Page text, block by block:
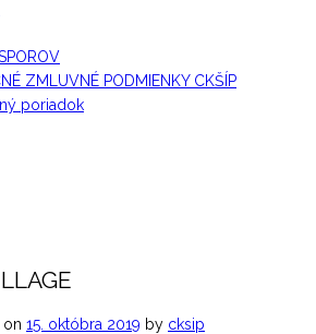
ZMLUVNÉ PODMIENKY CKŠÍP
poriadok
on 15. októbra 2019 by cksip